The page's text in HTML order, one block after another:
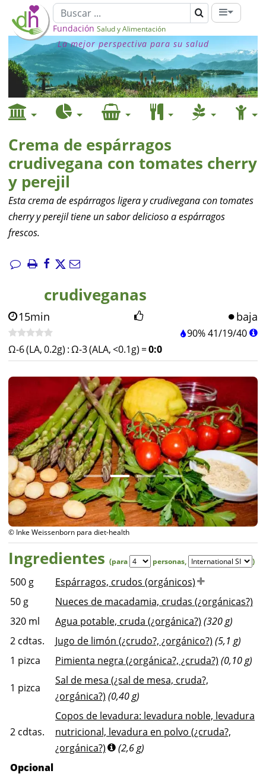
Fundación Salud y Alimentación
La mejor perspectiva para su salud
Crema de espárragos
crudivegana con tomates cherry
y perejil
Esta crema de espárragos ligera y crudivegana con tomates
cherry y perejil tiene un sabor delicioso a espárragos
frescos.
crudiveganas
15min baja
90%41/19/40
Ω-6 (LA, 0.2g) :Ω-3 (ALA, <0.1g) =0:0
© Inke Weissenborn para diet-health
Ingredientes (para personas, )
500 g
Espárragos, crudos (orgánicos)
50 g
Nueces de macadamia, crudas (¿orgánicas?)
320 ml Agua potable, cruda (¿orgánica?) (320 g)
2 cdtas. Jugo de limón (¿crudo?, ¿orgánico?) (5,1 g)
1 pizca Pimienta negra (¿orgánica?, ¿cruda?) (0,10 g)
1 pizca
Sal de mesa (¿sal de mesa, cruda?,
¿orgánica?) (0,40 g)
2 cdtas.
Copos de levadura: levadura noble, levadura
nutricional, levadura en polvo (¿cruda?,
¿orgánica?)
(2,6 g)
Opcional